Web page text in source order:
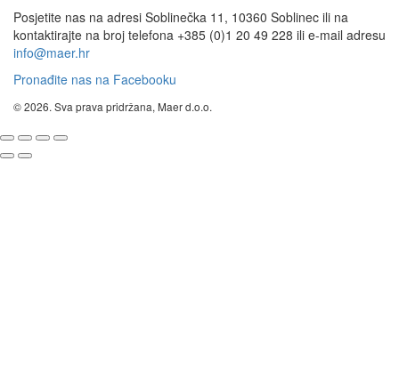
Posjetite nas na adresi Soblinečka 11, 10360 Soblinec ili na
kontaktirajte na broj telefona +385 (0)1 20 49 228 ili e-mail adresu
info@maer.hr
Pronađite nas na Facebooku
© 2026. Sva prava pridržana, Maer d.o.o.